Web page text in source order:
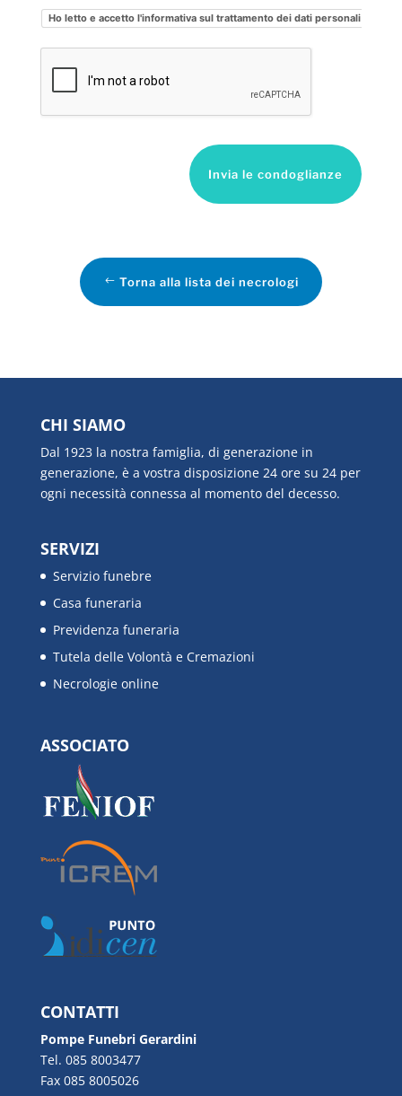
Ho letto e accetto l'informativa sul trattamento dei dati personali
Invia le condoglianze
Torna alla lista dei necrologi
CHI SIAMO
Dal 1923 la nostra famiglia, di generazione in
generazione, è a vostra disposizione 24 ore su 24 per
ogni necessità connessa al momento del decesso.
SERVIZI
Servizio funebre
Casa funeraria
Previdenza funeraria
Tutela delle Volontà e Cremazioni
Necrologie online
ASSOCIATO
CONTATTI
Pompe Funebri Gerardini
Tel. 085 8003477
Fax 085 8005026